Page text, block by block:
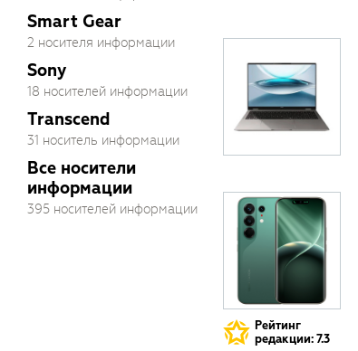
Smart Gear
2 носителя информации
Sony
18 носителей информации
Transcend
31 носитель информации
Все носители
информации
395 носителей информации
Рейтинг
редакции: 7.3